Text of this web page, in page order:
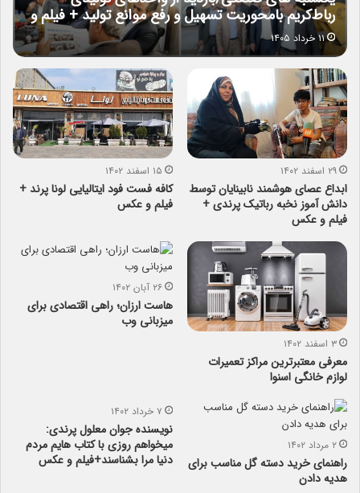
رباط‌کریم بامحوریت تسهیل و رفع موانع تولید + فیلم و
تصاویر
۱۱ خرداد ۱۴۰۵
۲۹ اسفند ۱۴۰۲
ابداع عصای هوشمند نابینایان توسط
دانش آموز نخبه رباتیک پرندی +
فیلم و عکس
۱۵ اسفند ۱۴۰۲
کافه فست فود ایتالیایی لونا پرند +
فیلم و عکس
۳ اسفند ۱۴۰۲
معرفی معتبرترین مراکز تعمیرات
لوازم خانگی اسنوا
۲۶ آبان ۱۴۰۲
هاست ارزان؛ راهی اقتصادی برای
میزبانی وب
۲ مرداد ۱۴۰۲
راهنمای خرید دسته گل مناسب برای
هدیه دادن
۷ خرداد ۱۴۰۲
نویسنده جوان معلول پرندی:
میخواهم روزی با کتاب هایم مردم
دنیا مرا بشناسند+فیلم و عکس